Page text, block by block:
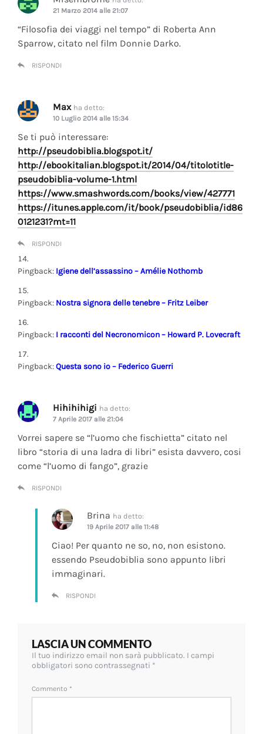
21 Marzo 2014 alle 21:07
“Filosofia dei viaggi nel tempo” di Roberta Ann
Sparrow, citato nel film Donnie Darko.
RISPONDI
Max ha detto:
10 Luglio 2014 alle 15:34
Se ti può interessare:
http://pseudobiblia.blogspot.it/
http://ebookitalian.blogspot.it/2014/04/titolotitle-
pseudobiblia-volume-1.html
https://www.smashwords.com/books/view/427771
https://itunes.apple.com/it/book/pseudobiblia/id86
0121231?mt=11
RISPONDI
Pingback: Igiene dell’assassino – Amélie Nothomb
Pingback: Nostra signora delle tenebre – Fritz Leiber
Pingback: I racconti del Necronomicon – Howard P. Lovecraft
Pingback:Questa sono io – Federico Guerri
Hihihihigi ha detto:
7 Aprile 2017 alle 21:04
Vorrei sapere se “l’uomo che fischietta” citato nel
libro “storia di una ladra di libri” esista davvero, cosi
come “l’uomo di fango”, grazie
RISPONDI
Brina ha detto:
19 Aprile 2017 alle 11:48
Ciao! Per quanto ne so, no, non esistono.
essendo Pseudobiblia sono appunto libri
immaginari.
RISPONDI
LASCIA UN COMMENTO
Il tuo indirizzo email non sarà pubblicato. I campi
obbligatori sono contrassegnati *
Commento *